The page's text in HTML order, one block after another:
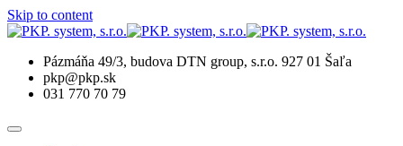
Skip to content
Pázmáňa 49/3, budova DTN group, s.r.o. 927 01 Šaľa
pkp@pkp.sk
031 770 70 79